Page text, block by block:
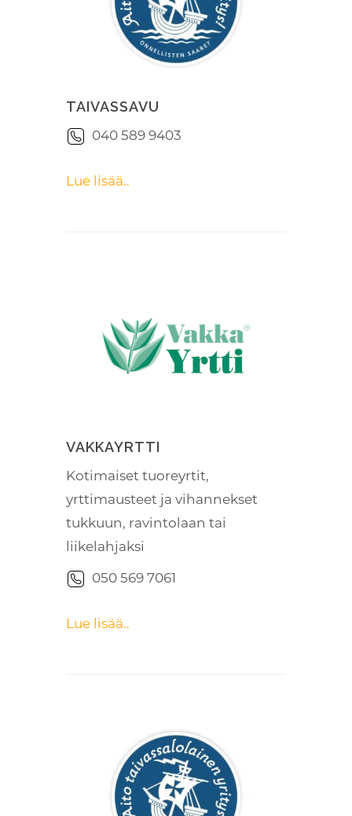
TAIVASSAVU
040 589 9403
Lue lisää..
VAKKAYRTTI
Kotimaiset tuoreyrtit,
yrttimausteet ja vihannekset
tukkuun, ravintolaan tai
liikelahjaksi
050 569 7061
Lue lisää..